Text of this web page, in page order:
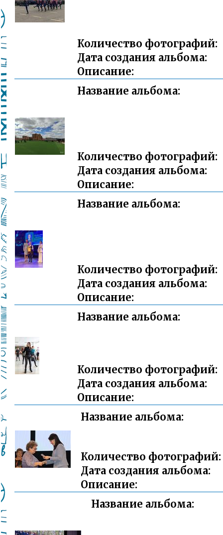
Количество фотографий:
Дата создания альбома:
Описание:
Название альбома:
Количество фотографий:
Дата создания альбома:
Описание:
Название альбома:
Количество фотографий:
Дата создания альбома:
Описание:
Название альбома:
Количество фотографий:
Дата создания альбома:
Описание:
Название альбома:
Количество фотографий:
Дата создания альбома:
Описание:
Название альбома: